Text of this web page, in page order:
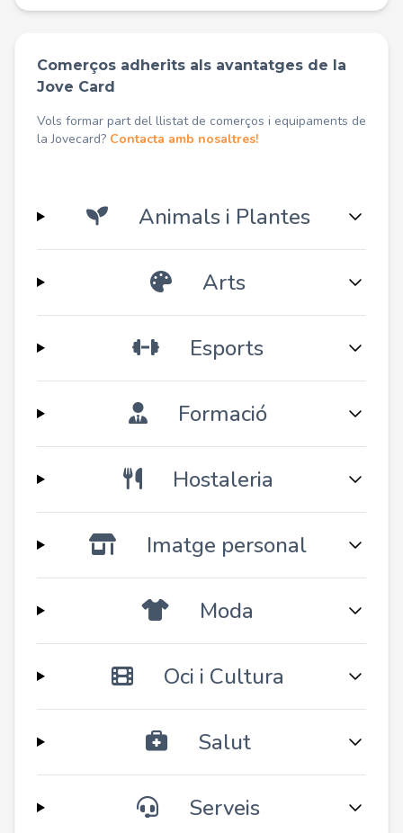
Comerços adherits als avantatges de la
Jove Card
Vols formar part del llistat de comerços i equipaments de
la Jovecard? Contacta amb nosaltres!
Animals i Plantes
Arts
Esports
Formació
Hostaleria
Imatge personal
Moda
Oci i Cultura
Salut
Serveis